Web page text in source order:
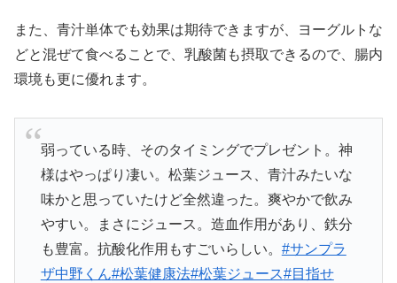
また、青汁単体でも効果は期待できますが、ヨーグルトな
どと混ぜて食べることで、乳酸菌も摂取できるので、腸内
環境も更に優れます。
弱っている時、そのタイミングでプレゼント。神
様はやっぱり凄い。松葉ジュース、青汁みたいな
味かと思っていたけど全然違った。爽やかで飲み
やすい。まさにジュース。造血作用があり、鉄分
も豊富。抗酸化作用もすごいらしい。 #サンプラ
ザ中野くん#松葉健康法#松葉ジュース#目指せ